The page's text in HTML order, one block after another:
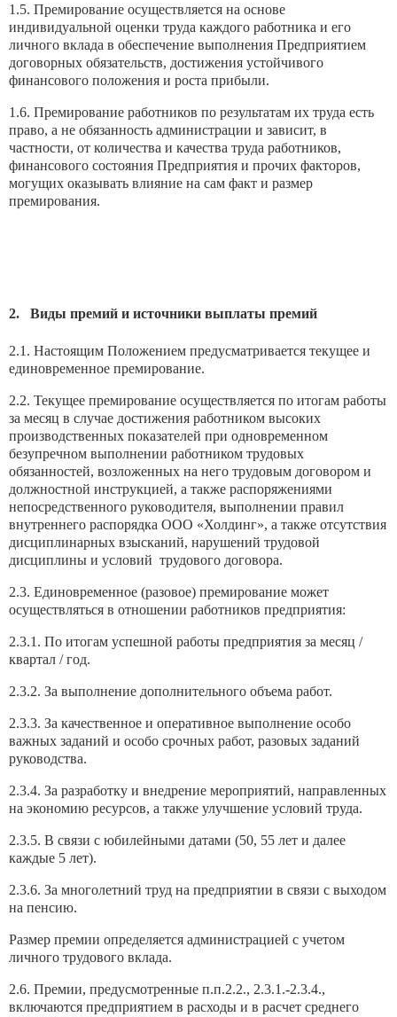
1.5. Премирование осуществляется на основе
индивидуальной оценки труда каждого работника и его
личного вклада в обеспечение выполнения Предприятием
договорных обязательств, достижения устойчивого
финансового положения и роста прибыли.
1.6. Премирование работников по результатам их труда есть
право, а не обязанность администрации и зависит, в
частности, от количества и качества труда работников,
финансового состояния Предприятия и прочих факторов,
могущих оказывать влияние на сам факт и размер
премирования.
2. Виды премий и источники выплаты премий
2.1. Настоящим Положением предусматривается текущее и
единовременное премирование.
2.2. Текущее премирование осуществляется по итогам работы
за месяц в случае достижения работником высоких
производственных показателей при одновременном
безупречном выполнении работником трудовых
обязанностей, возложенных на него трудовым договором и
должностной инструкцией, а также распоряжениями
непосредственного руководителя, выполнении правил
внутреннего распорядка ООО «Холдинг», а также отсутствия
дисциплинарных взысканий, нарушений трудовой
дисциплины и условий трудового договора.
2.3. Единовременное (разовое) премирование может
осуществляться в отношении работников предприятия:
2.3.1. По итогам успешной работы предприятия за месяц /
квартал / год.
2.3.2. За выполнение дополнительного объема работ.
2.3.3. За качественное и оперативное выполнение особо
важных заданий и особо срочных работ, разовых заданий
руководства.
2.3.4. За разработку и внедрение мероприятий, направленных
на экономию ресурсов, а также улучшение условий труда.
2.3.5. В связи с юбилейными датами (50, 55 лет и далее
каждые 5 лет).
2.3.6. За многолетний труд на предприятии в связи с выходом
на пенсию.
Размер премии определяется администрацией с учетом
личного трудового вклада.
2.6. Премии, предусмотренные п.п.2.2., 2.3.1.-2.3.4.,
включаются предприятием в расходы и в расчет среднего